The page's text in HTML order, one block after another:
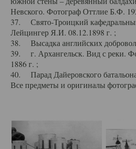
Невского. Фотограф Оттлие Б.Ф.
37. Свято-Троицкий
Лейцингер Я.И. 08.12.1898 г. ;
38. Высадка английских
39. г. Архангельск. Вид с реки.
1886 г. ;
40. Парад Дайеровского
Все предметы и оригиналы